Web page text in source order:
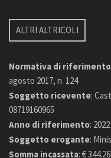
ALTRI ALTRICOLI
Normativa di riferimento
agosto 2017, n. 124
Soggetto ricevente:
08719160965
Anno di riferimento:
Soggetto erogante:
Somma incassata: €